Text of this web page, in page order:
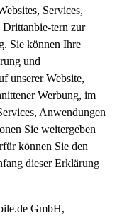
Services,
tern zur
Sie können Ihre
und
unserer Website,
Werbung, im
Anwendungen
Sie weitergeben
können Sie den
dieser Erklärung
GmbH,